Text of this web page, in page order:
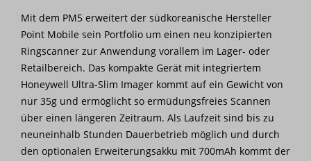
Mit dem PM5 erweitert der südkoreanische Hersteller
Point Mobile sein Portfolio um einen neu konzipierten
Ringscanner zur Anwendung vorallem im Lager- oder
Retailbereich. Das kompakte Gerät mit integriertem
Honeywell Ultra-Slim Imager kommt auf ein Gewicht von
nur 35g und ermöglicht so ermüdungsfreies Scannen
über einen längeren Zeitraum. Als Laufzeit sind bis zu
neuneinhalb Stunden Dauerbetrieb möglich und durch
den optionalen Erweiterungsakku mit 700mAh kommt der